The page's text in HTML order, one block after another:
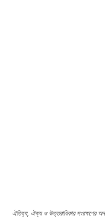
ঐতিহ্য, ঐক্য ও উত্তরাধিকার সংরক্ষণের